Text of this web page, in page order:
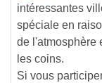
intéressantes
spéciale en
de l'atmosphère
les coins.
Si vous